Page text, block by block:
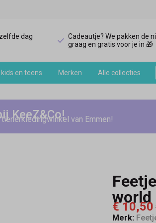
dag
Cadeautje? We pakken de
graag en gratis voor je in 🎁
en teens Merken Alle collecties
KeeZ&Co! van Emmen!
world
€ 10,50
Merk: